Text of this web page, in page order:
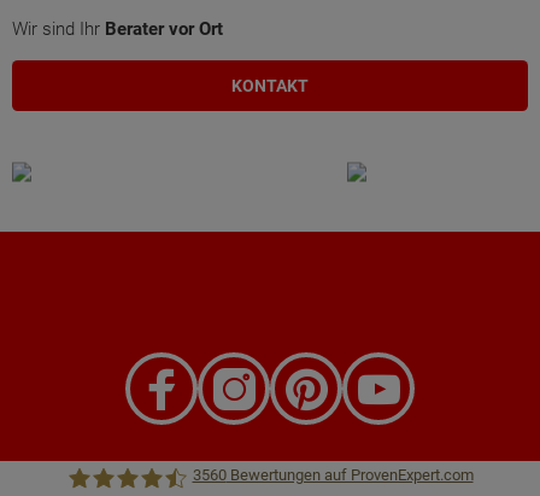
Wir sind Ihr Berater vor Ort
KONTAKT
3560Bewertungen auf ProvenExpert.com